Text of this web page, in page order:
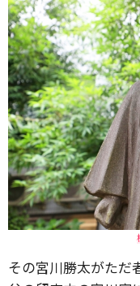
その宮川勝太がただ